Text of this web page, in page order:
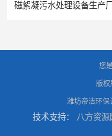
磁絮凝污水处理设备生产
您
版权
潍坊帝洁环保
技术支持： 八方资源